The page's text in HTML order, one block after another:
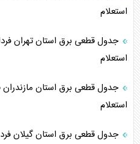
استعلام
استعلام
استعلام